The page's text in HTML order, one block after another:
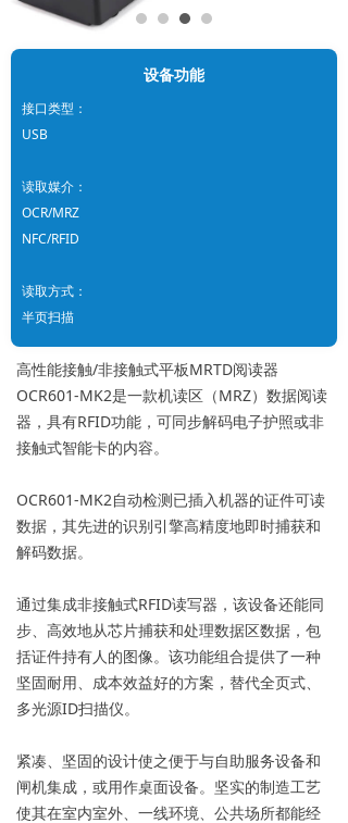
接口类型：
USB
读取媒介：
OCR/MRZ
NFC/RFID
读取方式：
半页扫描
设备功能
高性能接触/非接触式平板MRTD阅读器
OCR601-MK2是一款机读区（MRZ）数据阅读
器，具有RFID功能，可同步解码电子护照或非
接触式智能卡的内容。
OCR601-MK2自动检测已插入机器的证件可读
数据，其先进的识别引擎高精度地即时捕获和
解码数据。
通过集成非接触式RFID读写器，该设备还能同
步、高效地从芯片捕获和处理数据区数据，包
括证件持有人的图像。该功能组合提供了一种
坚固耐用、成本效益好的方案，替代全页式、
多光源ID扫描仪。
紧凑、坚固的设计使之便于与自助服务设备和
闸机集成，或用作桌面设备。坚实的制造工艺
使其在室内室外、一线环境、公共场所都能经